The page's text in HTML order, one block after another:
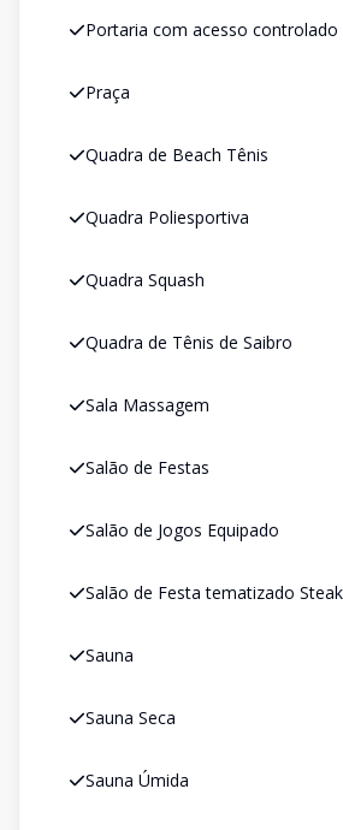
Portaria com acesso controlado
Praça
Quadra de Beach Tênis
Quadra Poliesportiva
Quadra Squash
Quadra de Tênis de Saibro
Sala Massagem
Salão de Festas
Salão de Jogos Equipado
Salão de Festa tematizado
Sauna
Sauna Seca
Sauna Úmida